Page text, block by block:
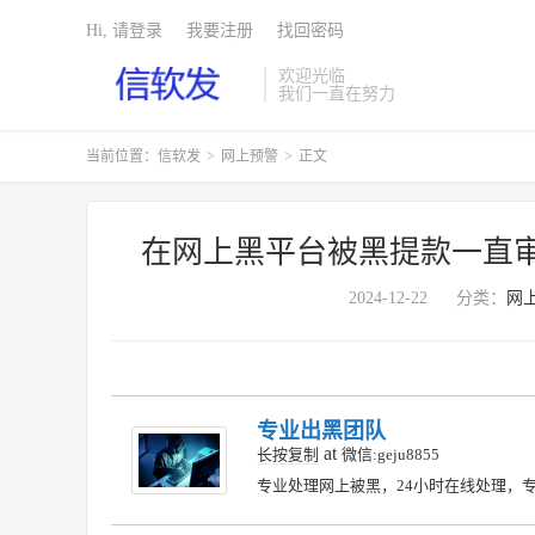
欢迎光临
我们一直在努力
Hi, 请登录 我要注册 找回密码
当前位置： 信软发 > 网上预警 > 正文
在网上黑平台被黑提款一直
2024-12-22 分类： 网
专业出黑团队
长按复制 at 微信:geju8855
专业处理网上被黑，24小时在线处理，